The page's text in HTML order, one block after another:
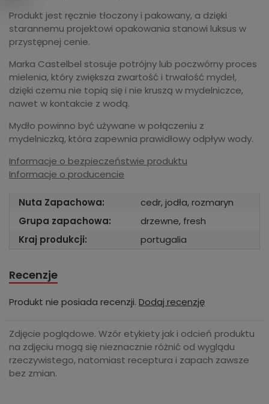
Produkt jest ręcznie tłoczony i pakowany, a dzięki
starannemu projektowi opakowania stanowi luksus w
przystępnej cenie.
Marka Castelbel stosuje potrójny lub poczwórny proces
mielenia, który zwiększa zwartość i trwałość mydeł,
dzięki czemu nie topią się i nie kruszą w mydelniczce,
nawet w kontakcie z wodą.
Mydło powinno być używane w połączeniu z
mydelniczką, która zapewnia prawidłowy odpływ wody.
Informacje o bezpieczeństwie produktu
Informacje o producencie
Nuta Zapachowa:
cedr, jodła, rozmaryn
Grupa zapachowa:
drzewne, fresh
Kraj produkcji:
portugalia
Recenzje
Produkt nie posiada recenzji. Dodaj recenzję
Zdjęcie poglądowe. Wzór etykiety jak i odcień produktu
na zdjęciu mogą się nieznacznie różnić od wyglądu
rzeczywistego, natomiast receptura i zapach zawsze
bez zmian.